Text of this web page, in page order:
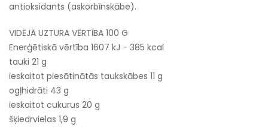
antioksidants (askorbīnskābe).
VIDĒJĀ UZTURA VĒRTĪBA 100 G
Enerģētiskā vērtība 1607 kJ - 385 kcal
tauki 21 g
ieskaitot piesātinātās taukskābes 11 g
ogļhidrāti 43 g
ieskaitot cukurus 20 g
šķiedrvielas 1,9 g